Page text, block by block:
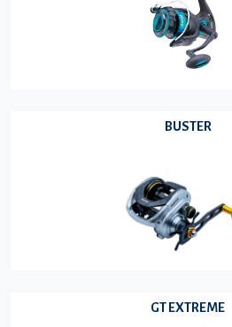
BUSTER
GT EXTREME